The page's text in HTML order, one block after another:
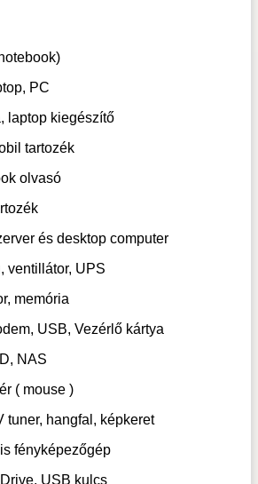
PC
laptop kiegészítő
tartozék
olvasó
és desktop computer
ventillátor, UPS
memória
USB, Vezérlő kártya
NAS
( mouse )
tuner, hangfal, képkeret
fényképezőgép
USB kulcs